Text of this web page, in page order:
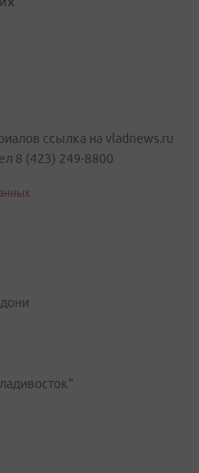
ссылка на vladnews.ru
8 (423) 249-8800